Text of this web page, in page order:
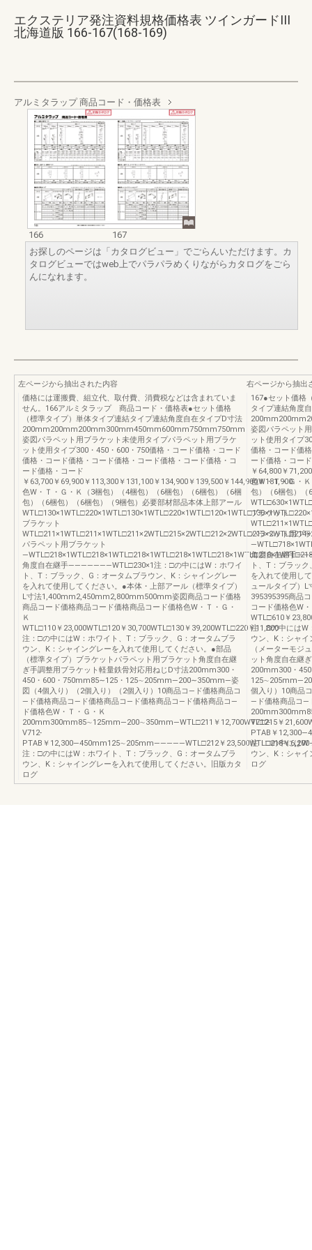
エクステリア発注資料規格価格表 ツインガードIII
北海道版 166-167(168-169)
アルミタラップ 商品コード・価格表
166
167
お探しのページは「カタログビュー」でごらんいただけます。カ
タログビューではweb上でパラパラめくりながらカタログをごら
んになれます。
左ページから抽出された内容
価格には運搬費、組立代、取付費、消費税などは含まれていま
せん。166アルミタラップ 商品コード・価格表●セット価格
（標準タイプ）単体タイプ連結タイプ連結角度自在タイプD寸法
200mm200mm200mm300mm450mm600mm750mm750mm
姿図パラペット用ブラケット未使用タイプパラペット用ブラケ
ット使用タイプ300・450・600・750価格・コード価格・コード
価格・コード価格・コード価格・コード価格・コード価格・コ
ード価格・コード
￥63,700￥69,900￥113,300￥131,100￥134,900￥139,500￥144,900￥181,900
色W・Ｔ・Ｇ・Ｋ（3梱包）（4梱包）（6梱包）（6梱包）（6梱
包）（6梱包）（6梱包）（9梱包）必要部材部品本体上部アール
ブラケット
パラペット用ブラケット
角度自在継手―――――――WTL□230×1注：□の中にはW：ホワイ
ト、T：ブラック、G：オータムブラウン、K：シャイングレー
を入れて使用してください。●本体・上部アール（標準タイプ）
L寸法1,400mm2,450mm2,800mm500mm姿図商品コード価格
商品コード価格商品コード価格商品コード価格色W・Ｔ・Ｇ・
Ｋ
WTL□110￥23,000WTL□120￥30,700WTL□130￥39,200WTL□220￥11,800
注：□の中にはW：ホワイト、T：ブラック、G：オータムブラ
ウン、K：シャイングレーを入れて使用してください。●部品
（標準タイプ）ブラケットパラペット用ブラケット角度自在継
ぎ手調整用ブラケット軽量鉄骨対応用ねじD寸法200mm300・
450・600・750mm85∼125・125∼205mm―200∼350mm―姿
図（4個入り）（2個入り）（2個入り）10商品コ―ド価格商品コ
―ド価格商品コ―ド価格商品コ―ド価格商品コ―ド価格商品コ―
ド価格色W・Ｔ・Ｇ・Ｋ
200mm300mm85∼125mm―200∼350mm―WTL□211￥12,700WTL□215￥
V712-
PTAB￥12,300―450mm125∼205mm―――――WTL□212￥23,500WTL□218
注：□の中にはW：ホワイト、T：ブラック、G：オータムブラ
ウン、K：シャイングレーを入れて使用してください。旧版カタ
ログ
右ページから抽出
167●セット価格
タイプ連結角度
姿図パラペット
ット使用タイプ
価格・コード価
ード価格・コード
￥64,800￥
色W・Ｔ・Ｇ・
包）（6梱包）（
ブラケット
パラペット用ブ
角度自在継手
ト、T：ブラッ
を入れて使用し
ュールタイプ）
395395395商品
コード価格色W
WTL□610￥
注：□の中にはW
ウン、K：シャ
（メーターモジ
ット角度自在継
200mm300・
個入り）10商品
―ド価格商品コ―
V712-
PTAB￥
注：□の中にはW
ウン、K：シャ
ログ